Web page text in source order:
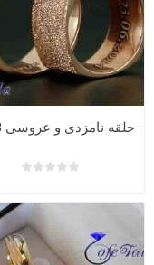
حلقه نامزدی و عروسی 21058